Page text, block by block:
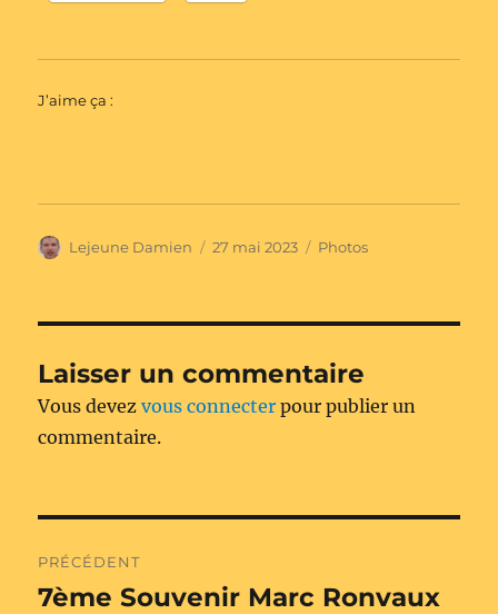
J’aime ça :
Auteur
Lejeune Damien
Publié
27 mai 2023 Catégories
Photos
Laisser un commentaire
Vous devezvous connecter pour publier un
commentaire.
de
PRÉCÉDENT
Publication
7ème Souvenir Marc Ronvaux